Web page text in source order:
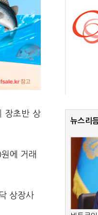
장초반 상
에 거래
상장사
뉴스리